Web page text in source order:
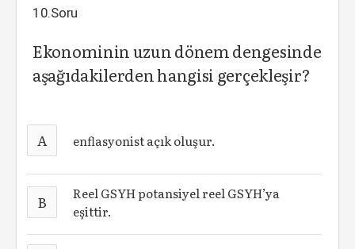
10.Soru
Ekonominin uzun dönem dengesinde
aşağıdakilerden hangisi gerçekleşir?
A enflasyonist açık oluşur.
B
Reel GSYH potansiyel reel GSYH’ya
eşittir.